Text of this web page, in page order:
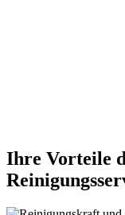
Ihre Vorteile